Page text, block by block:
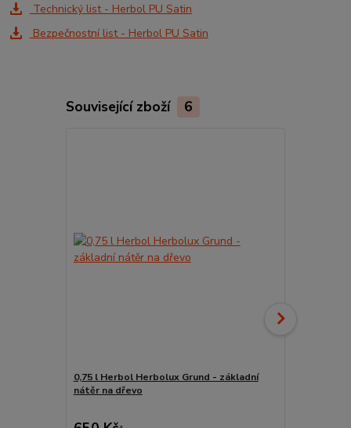
Technický list - Herbol PU Satin
Bezpečnostní list - Herbol PU Satin
Související zboží 6
0,75 l Herbol Herbolux Grund - základní
nátěr na dřevo